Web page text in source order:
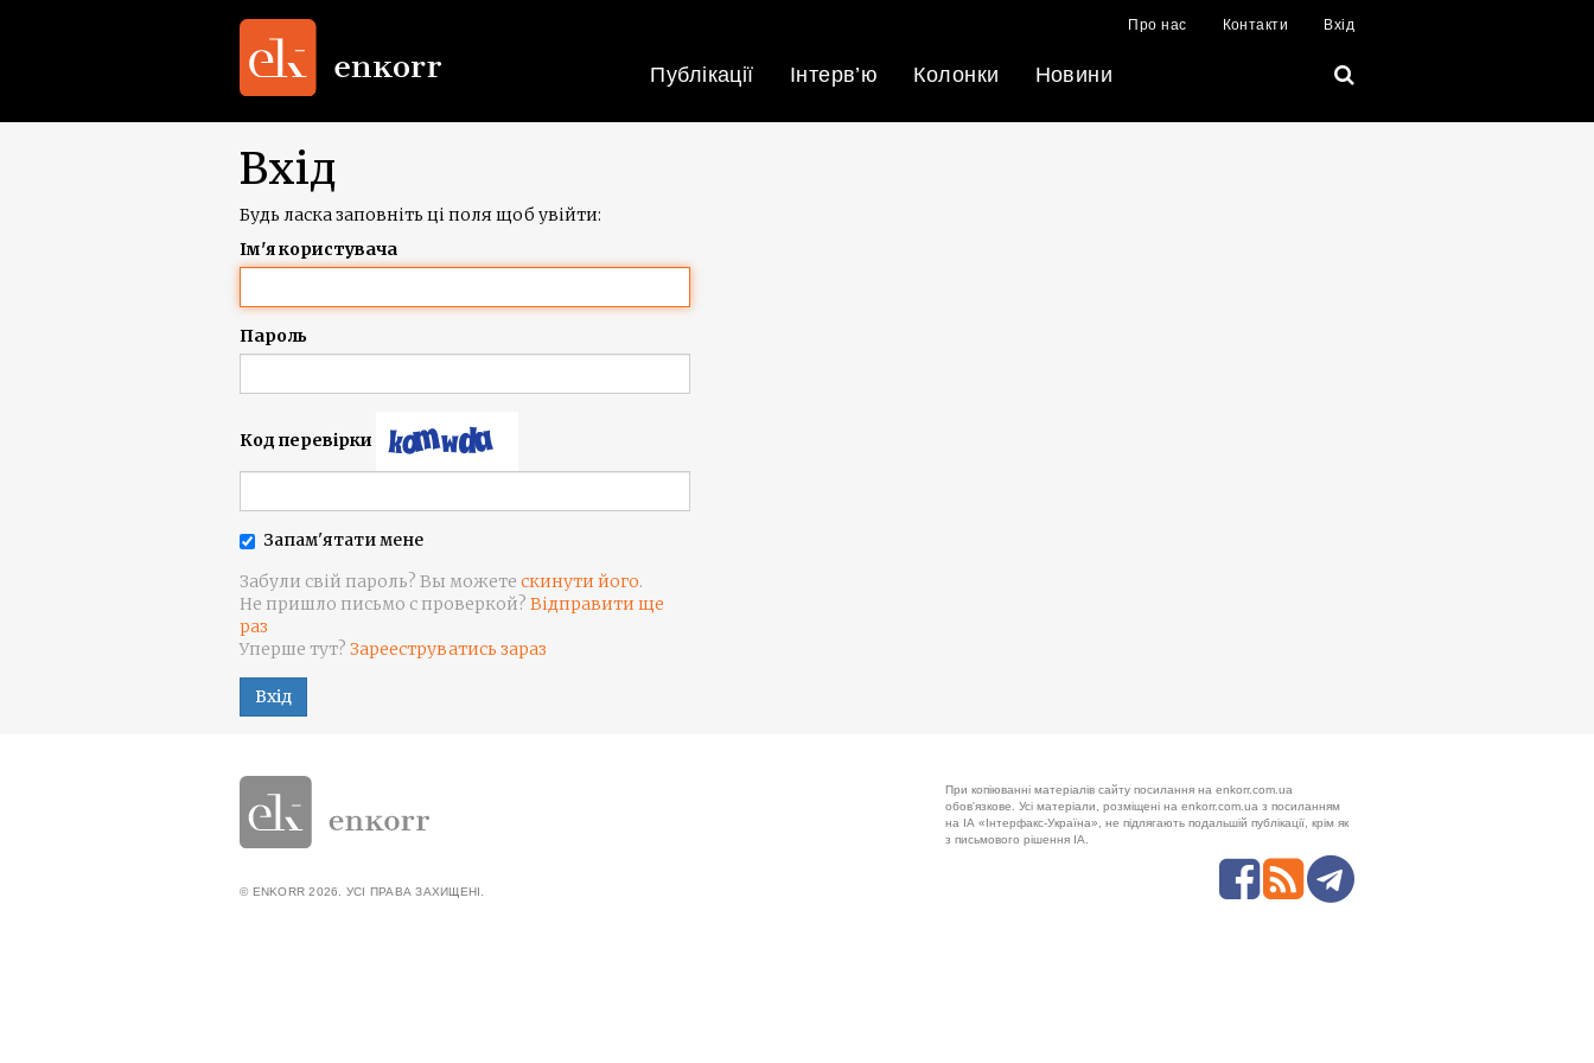
Про нас Контакти Вхід
Публікації Інтерв’ю Колонки Новини
Вхід
Будь ласка заповніть ці поля щоб увійти:
Ім'я користувача
Пароль
Код перевірки
Запам'ятати мене
Забули свій пароль? Вы можете скинути його.
Не пришло письмо с проверкой? Відправити ще
раз
Уперше тут? Зарееструватись зараз
Вхід
При копіюванні матеріалів сайту посилання на enkorr.com.ua
обов'язкове. Усі матеріали, розміщені на enkorr.com.ua з посиланням
на ІА «Інтерфакс-Україна», не підлягають подальшій публікації, крім як
з письмового рішення ІА.
© ENKORR 2026. УСІ ПРАВА ЗАХИЩЕНІ.